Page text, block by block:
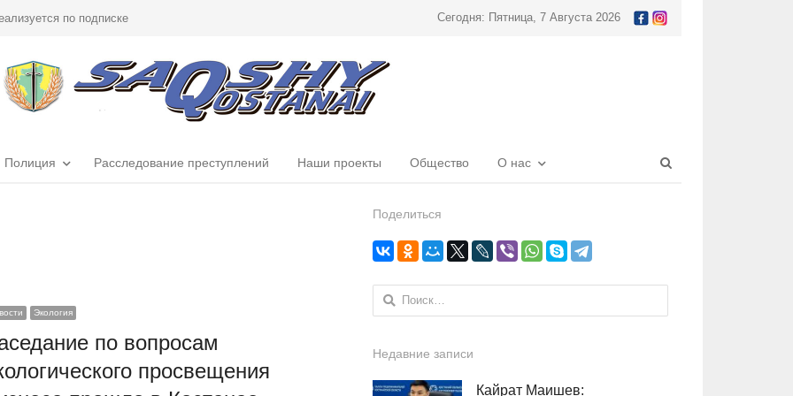
по подписке Сегодня: Пятница, 7 Августа 2026
Полиция Расследование преступлений Наши проекты Общество О нас
Экология
по вопросам
просвещения
Поделиться
Найти:
Недавние записи
Кайрат Маишев: